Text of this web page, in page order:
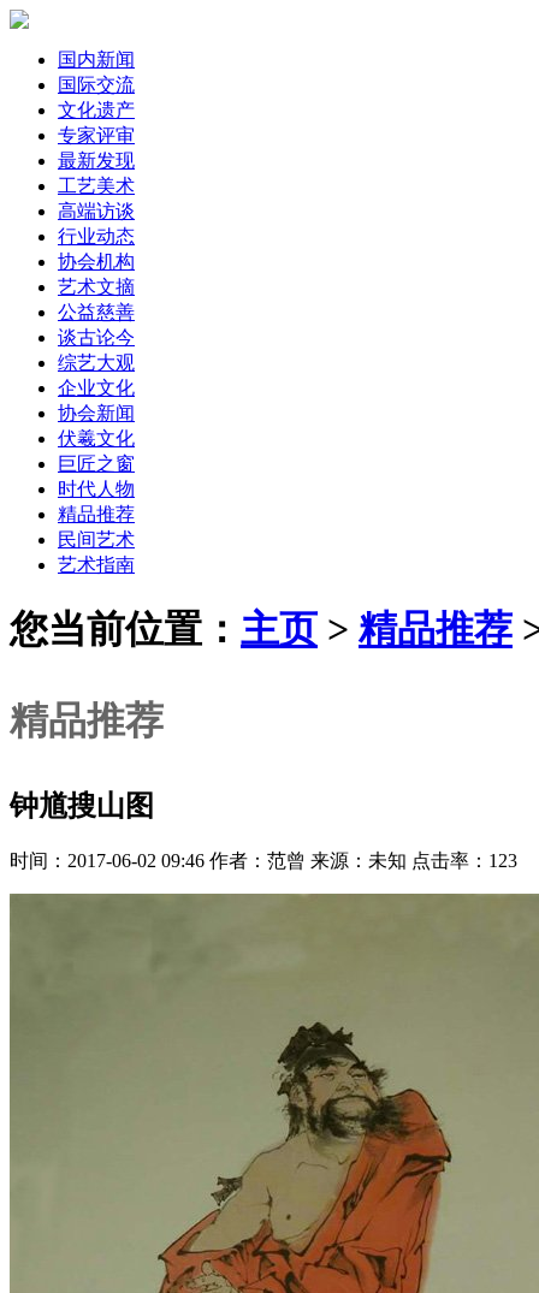
国内新闻
国际交流
文化遗产
专家评审
最新发现
工艺美术
高端访谈
行业动态
协会机构
艺术文摘
公益慈善
谈古论今
综艺大观
企业文化
协会新闻
伏羲文化
巨匠之窗
时代人物
精品推荐
民间艺术
艺术指南
您当前位置： 主页 > 精品推荐
精品推荐
钟馗搜山图
时间：2017-06-02 09:46 作者：范曾 来源：未知 点击率：123